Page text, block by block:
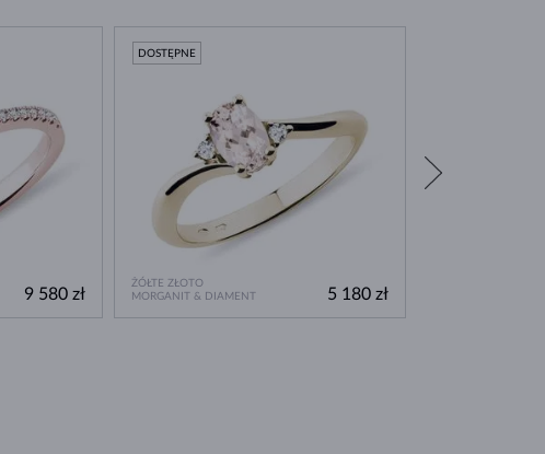
9 580 zł
ŻÓŁTE ZŁOTO
MORGANIT & DIAMENT
DOSTĘPNE
5 180 zł